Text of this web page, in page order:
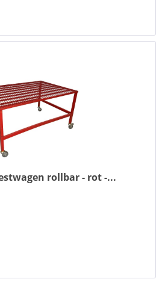
rollbar - rot -...